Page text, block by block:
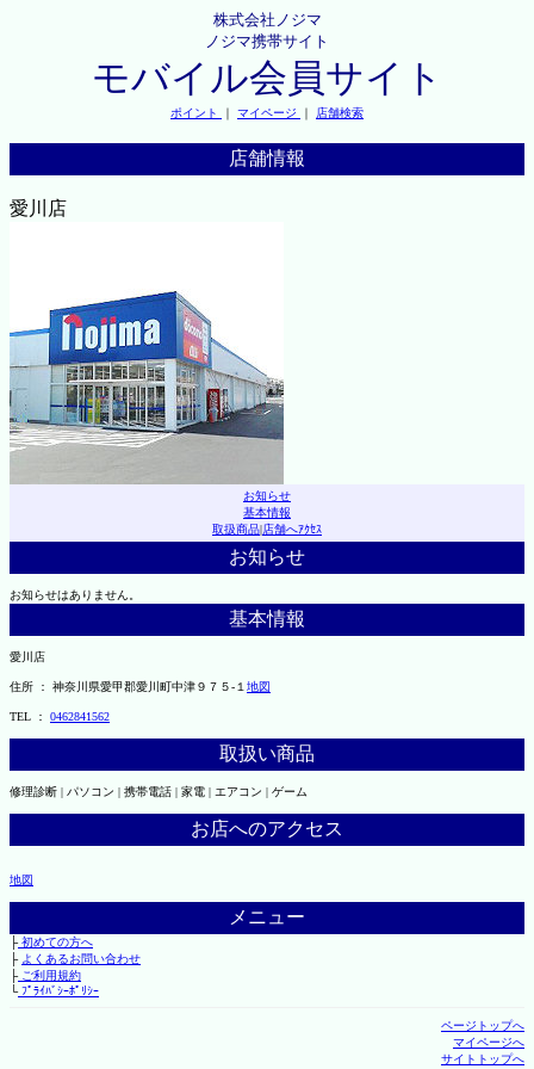
株式会社ノジマ
ノジマ携帯サイト
モバイル会員サイト
ポイント ｜ マイページ ｜ 店舗検索
店舗情報
愛川店
お知らせ
基本情報
取扱商品|店舗へｱｸｾｽ
お知らせ
お知らせはありません。
基本情報
愛川店
住所 ： 神奈川県愛甲郡愛川町中津９７５-１ 地図
TEL ： 0462841562
取扱い商品
修理診断 | パソコン | 携帯電話 | 家電 | エアコン | ゲーム
お店へのアクセス
地図
メニュー
├初めての方へ
├ よくあるお問い合わせ
├ご利用規約
└ﾌﾟﾗｲﾊﾞｼｰﾎﾟﾘｼｰ
ページトップへ
マイページへ
サイトトップへ